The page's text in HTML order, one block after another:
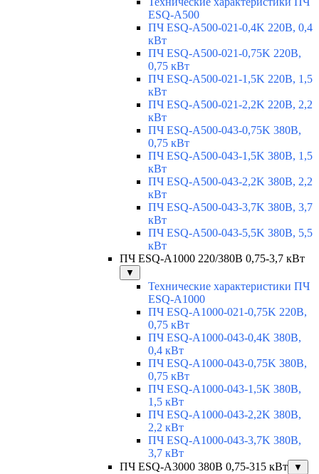
ESQ-A500
ПЧ ESQ-A500-021-0,4K 220В, 0,4
кВт
ПЧ ESQ-A500-021-0,75K 220В,
0,75 кВт
ПЧ ESQ-A500-021-1,5K 220В, 1,5
кВт
ПЧ ESQ-A500-021-2,2K 220В, 2,2
кВт
ПЧ ESQ-A500-043-0,75K 380В,
0,75 кВт
ПЧ ESQ-A500-043-1,5K 380В, 1,5
кВт
ПЧ ESQ-A500-043-2,2K 380В, 2,2
кВт
ПЧ ESQ-A500-043-3,7K 380В, 3,7
кВт
ПЧ ESQ-A500-043-5,5K 380В, 5,5
кВт
ПЧ ESQ-A1000 220/380В 0,75-3,7 кВт
▼
Технические характеристики ПЧ
ESQ-A1000
ПЧ ESQ-A1000-021-0,75K 220В,
0,75 кВт
ПЧ ESQ-A1000-043-0,4K 380В,
0,4 кВт
ПЧ ESQ-A1000-043-0,75K 380В,
0,75 кВт
ПЧ ESQ-A1000-043-1,5K 380В,
1,5 кВт
ПЧ ESQ-A1000-043-2,2K 380В,
2,2 кВт
ПЧ ESQ-A1000-043-3,7K 380В,
3,7 кВт
ПЧ ESQ-A3000 380В 0,75-315 кВт
▼